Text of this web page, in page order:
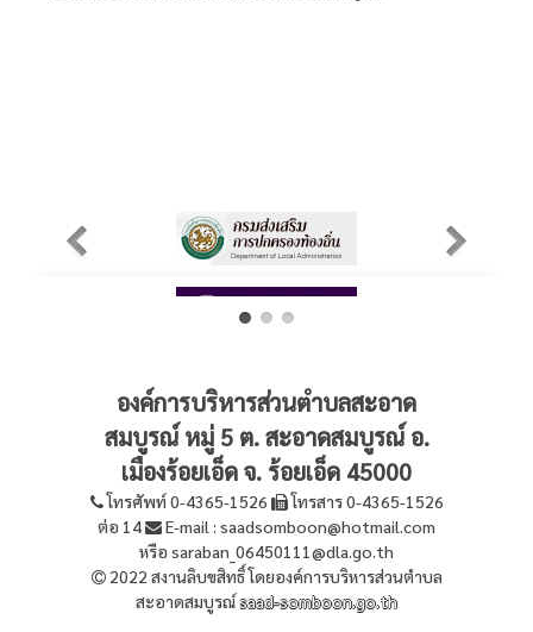
องค์การบริหารส่วนตำบลสะอาด
สมบูรณ์ หมู่ 5 ต. สะอาดสมบูรณ์ อ.
เมืองร้อยเอ็ด จ. ร้อยเอ็ด 45000
โทรศัพท์ 0-4365-1526
โทรสาร 0-4365-1526
ต่อ 14
E-mail : saadsomboon@hotmail.com
หรือ saraban_06450111@dla.go.th
2022 สงานลิบขสิทธิ์ โดยองค์การบริหารส่วนตำบล
สะอาดสมบูรณ์saad-somboon.go.th